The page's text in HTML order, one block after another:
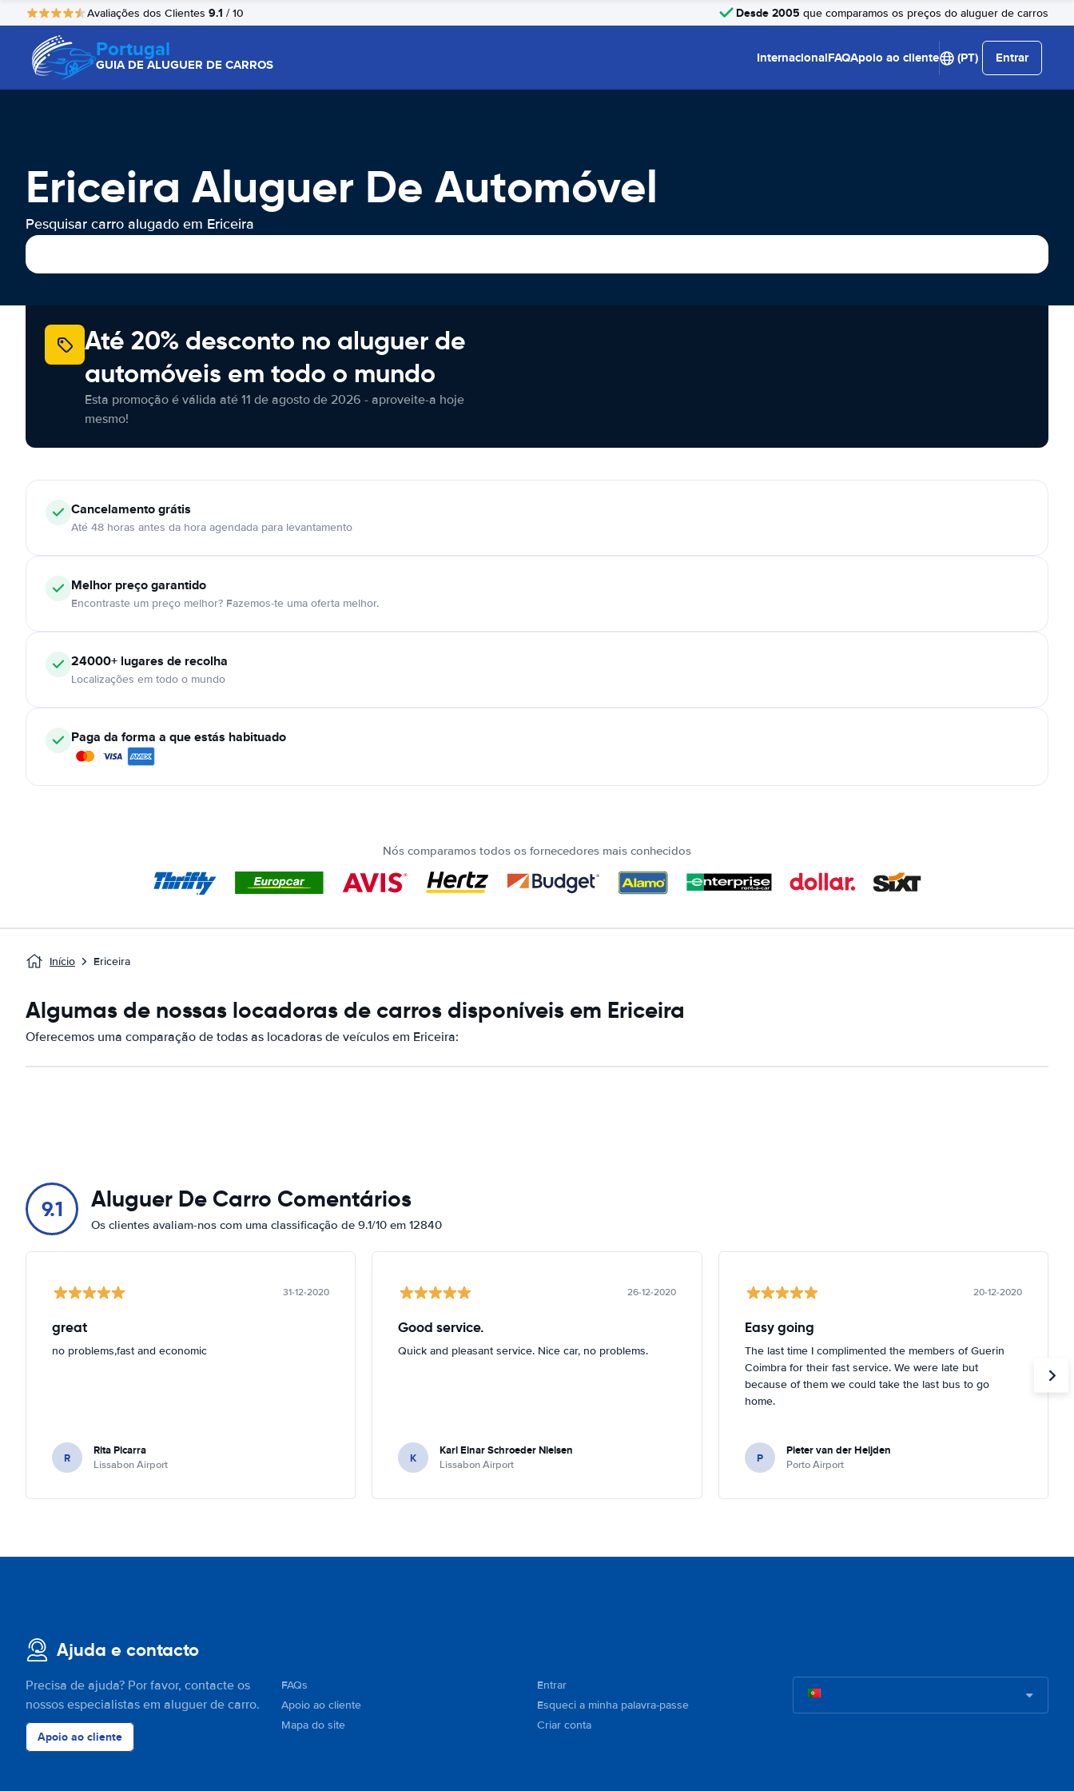
Avaliações dos Clientes 9.1 / 10 Desde 2005 que comparamos os preços do aluguer de carros
Portugal
GUIA DE ALUGUER DE CARROS InternacionalFAQApoio ao cliente (PT) Entrar
Ericeira Aluguer De Automóvel
Pesquisar carro alugado em Ericeira
Até 20% desconto no aluguer de
automóveis em todo o mundo
Esta promoção é válida até 11 de agosto de 2026 - aproveite-a hoje
mesmo!
Cancelamentográtis
Até 48 horas antes da hora agendada para levantamento
Melhor preço garantido
Encontraste um preço melhor? Fazemos-te uma oferta melhor.
24000+ lugares de recolha
Localizações em todo o mundo
Paga da forma a que estás habituado
Nós comparamos todos os fornecedores mais conhecidos
Início Ericeira
Algumas de nossas locadoras de carros disponíveis em Ericeira
Oferecemos uma comparação de todas as locadoras de veículos em Ericeira:
9.1 Aluguer De Carro Comentários
Os clientes avaliam-nos com uma classificação de 9.1/10 em 12840
31-12-2020
great
no problems,fast and economic
R Rita Picarra
Lissabon Airport
26-12-2020
Good service.
Quick and pleasant service. Nice car, no problems.
K Karl Einar Schroeder Nielsen
Lissabon Airport
20-12-2020
Easy going
The last time I complimented the members of Guerin
Coimbra for their fast service. We were late but
because of them we could take the last bus to go
home.
P Pieter van der Heijden
Porto Airport
Ajuda e contacto
Precisa de ajuda? Por favor, contacte os
nossos especialistas em aluguer de carro.
Apoio ao cliente
FAQs
Apoio ao cliente
Mapa do site
Entrar
Esqueci a minha palavra-passe
Criar conta